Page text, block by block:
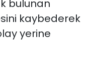
bulunan
kaybederek
yerine